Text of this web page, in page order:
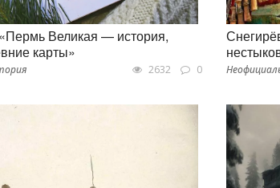
Великая — история,
карты»
2632 0